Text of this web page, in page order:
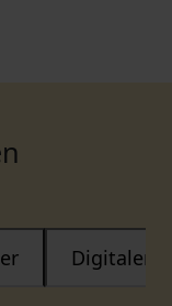
Digitaler